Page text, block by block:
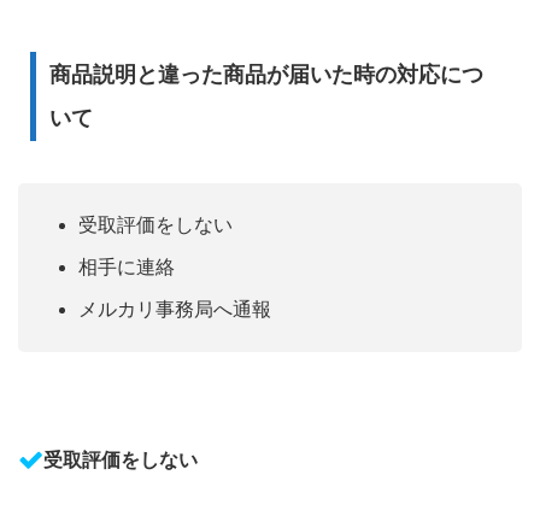
商品説明と違った商品が届いた時の対応につ
いて
受取評価をしない
相手に連絡
メルカリ事務局へ通報
受取評価をしない